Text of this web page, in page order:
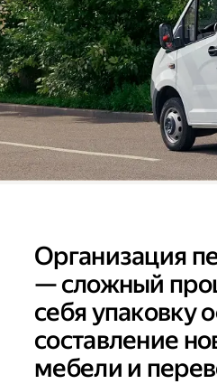
Организация
— сложный
себя упаковку
составление
мебели и